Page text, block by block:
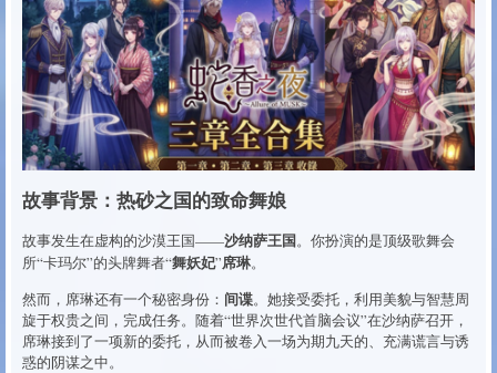
故事背景：热砂之国的致命舞娘
故事发生在虚构的沙漠王国——沙纳萨王国。你扮演的是顶级歌舞会
所“卡玛尔”的头牌舞者“舞妖妃”席琳。
然而，席琳还有一个秘密身份： 间谍。她接受委托，利用美貌与智慧周
旋于权贵之间，完成任务。随着“世界次世代首脑会议”在沙纳萨召开，
席琳接到了一项新的委托，从而被卷入一场为期九天的、充满谎言与诱
惑的阴谋之中。